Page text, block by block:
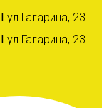
I ул.Гагарина, 23
I ул.Гагарина, 23